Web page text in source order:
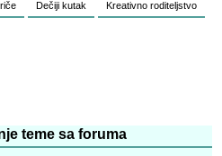
Dečiji kutak Kreativno roditeljstvo
teme sa foruma